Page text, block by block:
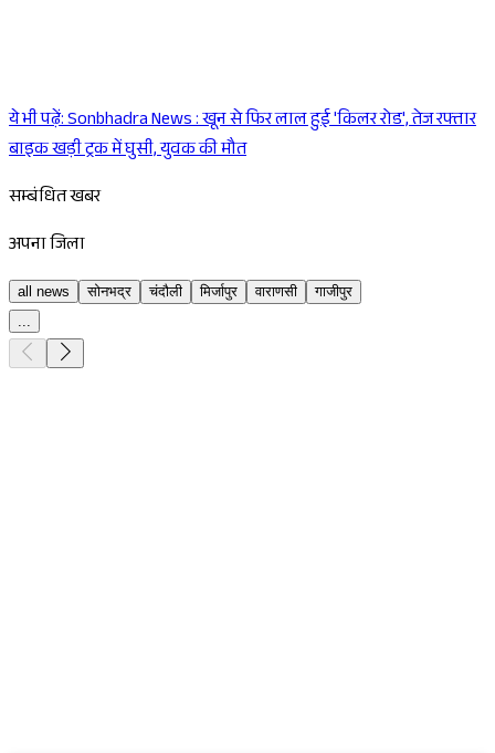
Sponsored
ये भी पढ़ें:Sonbhadra News : खून से फिर लाल हुई 'किलर रोड', तेज रफ्तार
बाइक खड़ी ट्रक में घुसी, युवक की मौत
सम्बंधित खबर
अपना जिला
all news सोनभद्र चंदौली मिर्जापुर वाराणसी
गाजीपुर
...